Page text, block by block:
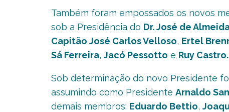
Também foram empossados os novos
sob a Presidência do Dr. José de
Capitão José Carlos Velloso, Ertel
Sá Ferreira, Jacó Pessotto e Ruy Castro.
Sob determinação do novo Presidente
assumindo como Presidente Arnaldo
demais membros: Eduardo Bettio,